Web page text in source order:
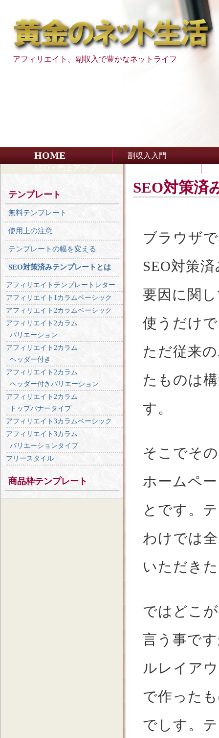
アフィリエイト、副収入で豊かなネットライフ
HOME
副収入入門
SEO・売上アップ
SEO対策済
ブラウザ
SEO対策
要因に関
使うだけ
ただ従来
たものは
す。
そこでそ
ホームペ
とです。
わけでは
いただき
ではどこ
言う事で
ルレイア
で作った
でしす。
テンプレート
無料テンプレート
使用上の注意
テンプレートの幅を変える
SEO対策済みテンプレートとは
アフィリエイトテンプレートレター
アフィリエイト1カラムベーシック
アフィリエイト2カラムベーシック
アフィリエイト2カラム
バリエーション
アフィリエイト2カラム
ヘッダー付き
アフィリエイト2カラム
ヘッダー付きバリエーション
アフィリエイト2カラム
トップバナータイプ
アフィリエイト3カラムベーシック
アフィリエイト3カラム
バリエーションタイプ
フリースタイル
商品枠テンプレート